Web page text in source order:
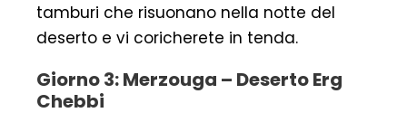
tamburi che risuonano nella notte del
deserto e vi coricherete in tenda.
Giorno 3: Merzouga – Deserto Erg
Chebbi